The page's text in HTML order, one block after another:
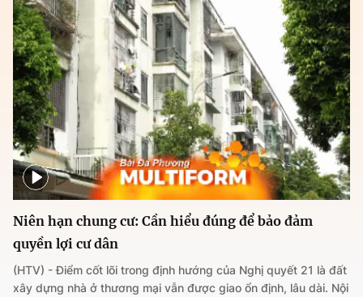
Niên hạn chung cư: Cần hiểu đúng để bảo đảm
quyền lợi cư dân
(HTV) - Điểm cốt lõi trong định hướng của Nghị quyết 21 là đất
xây dựng nhà ở thương mại vẫn được giao ổn định, lâu dài. Nội